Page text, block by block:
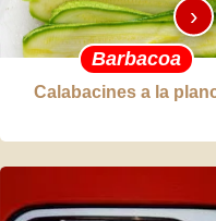
Barbacoa
Calabacines a la
›